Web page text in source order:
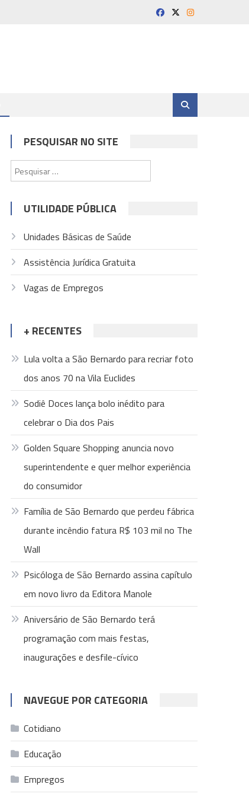
PESQUISAR NO SITE
por:
UTILIDADE PÚBLICA
Unidades Básicas de Saúde
Assistência Jurídica Gratuita
Vagas de Empregos
+ RECENTES
Lula volta a São Bernardo para recriar foto
dos anos 70 na Vila Euclides
Sodiê Doces lança bolo inédito para
celebrar o Dia dos Pais
Golden Square Shopping anuncia novo
superintendente e quer melhor experiência
do consumidor
Família de São Bernardo que perdeu fábrica
durante incêndio fatura R$ 103 mil no The
Wall
Psicóloga de São Bernardo assina capítulo
em novo livro da Editora Manole
Aniversário de São Bernardo terá
programação com mais festas,
inaugurações e desfile-cívico
NAVEGUE POR CATEGORIA
Cotidiano
Educação
Empregos